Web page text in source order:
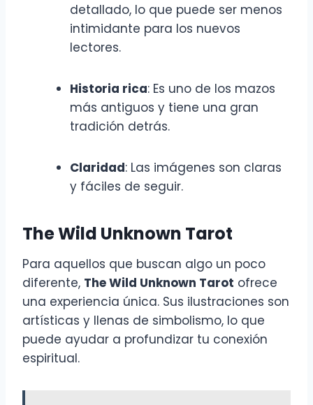
detallado, lo que puede ser menos
intimidante para los nuevos
lectores.
Historia rica: Es uno de los mazos
más antiguos y tiene una gran
tradición detrás.
Claridad: Las imágenes son claras
y fáciles de seguir.
The Wild Unknown Tarot
Para aquellos que buscan algo un poco
diferente, The Wild Unknown Tarot ofrece
una experiencia única. Sus ilustraciones son
artísticas y llenas de simbolismo, lo que
puede ayudar a profundizar tu conexión
espiritual.